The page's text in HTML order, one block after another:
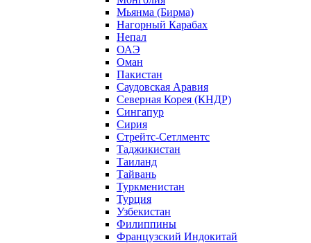
Мьянма (Бирма)
Нагорный Карабах
Непал
ОАЭ
Оман
Пакистан
Саудовская Аравия
Северная Корея (КНДР)
Сингапур
Сирия
Стрейтс-Сетлментс
Таджикистан
Таиланд
Тайвань
Туркменистан
Турция
Узбекистан
Филиппины
Французский Индокитай